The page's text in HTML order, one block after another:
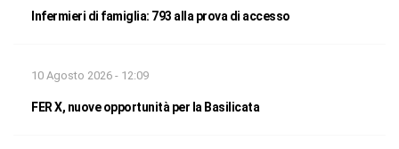
Infermieri di famiglia: 793 alla prova di accesso
10 Agosto 2026 - 12:09
FER X, nuove opportunità per la Basilicata